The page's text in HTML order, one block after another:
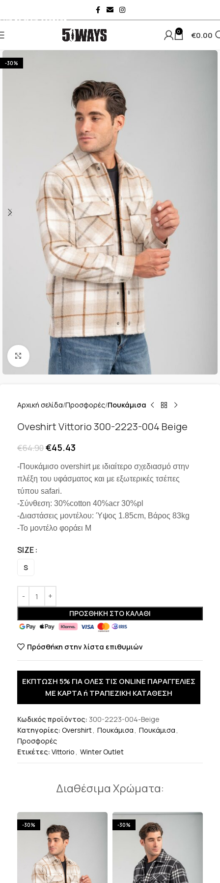
Skip to main content
0 €0.00
-30%
Κλικ για μεγέθυνση
Αρχική σελίδα Προσφορές Πουκάμισα
Oveshirt Vittorio 300-2223-004 Beige
€64.90€45.43
-Πουκάμισο overshirt με ιδιαίτερο σχεδιασμό στην
πλέξη του υφάσματος και με εξωτερικές τσέπες
τύπου safari.
-Σύνθεση: 30%cotton 40%acr 30%pl
-Διαστάσεις μοντέλου: Ύψος 1.85cm, Βάρος 83kg
-Το μοντέλο φοράει M
SIZE
S
ΠΡΟΣΘΉΚΗ ΣΤΟ ΚΑΛΆΘΙ
Πρόσθήκη στην λίστα επιθυμιών
ΕΚΠΤΩΣΗ 5% ΓΙΑ ΟΛΕΣ ΤΙΣ ONLINE ΠΑΡΑΓΓΕΛΙΕΣ
ΜΕ ΚΑΡΤΑ ή ΤΡΑΠΕΖΙΚΗ ΚΑΤΑΘΕΣΗ
Κωδικός προϊόντος: 300-2223-004-Beige
Κατηγορίες: Overshirt, Πουκάμισα , Πουκάμισα ,
Προσφορές
Ετικέτες: Vittorio , Winter Outlet
Διαθέσιμα Χρώματα:
-30% -30%